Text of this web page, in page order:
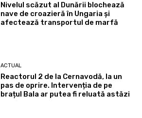
Nivelul scăzut al Dunării blochează
nave de croazieră în Ungaria și
afectează transportul de marfă
ACTUAL
Reactorul 2 de la Cernavodă, la un
pas de oprire. Intervenția de pe
brațul Bala ar putea fi reluată astăzi